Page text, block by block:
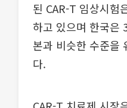
된 CAR-T 임상시험
하고 있으며 한국은
본과 비슷한 수준을
다.